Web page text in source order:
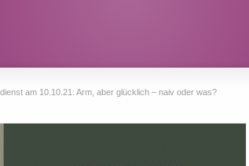
am 10.10.21: Arm, aber glücklich – naiv oder was?